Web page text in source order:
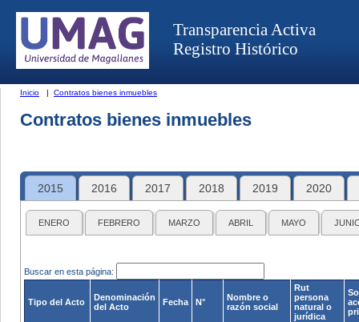
Transparencia Activa
Registro Histórico
Inicio | Contratos bienes inmuebles
Contratos bienes inmuebles
2015 2016 2017 2018 2019 2020
ENERO FEBRERO MARZO ABRIL MAYO
Buscar en esta página:
Tipo del Acto
Denominación
del Acto
Fecha N°
Nombre o
razón social
Rut
persona
natural o
jurídica